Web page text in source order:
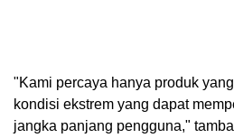
"Kami percaya hanya produk
kondisi ekstrem yang dapat
jangka panjang pengguna,"